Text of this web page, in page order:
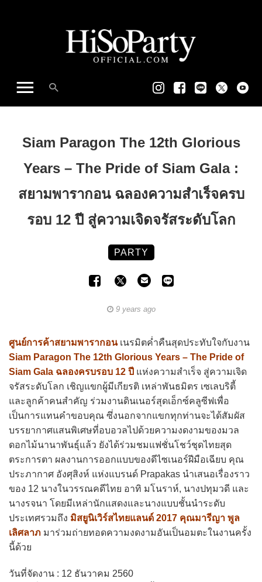
Siam Paragon The 12th Glorious
Years – The Pride of Siam Gala :
สยามพารากอน ฉลองความสำเร็จครบ
รอบ 12 ปี สู่ความเจิดจรัสระดับโลก
PARTY
9 years ago
ศูนย์การค้าสยามพารากอนเนรมิตค่ำคืนสุดประทับใจกับงาน
Siam Paragon The 12th Glorious Years – The Pride of
Siam Gala ฉลองครบรอบ 12 ปี แห่งความสำเร็จ สู่ความเจิด
จรัสระดับโลก เชิญแขกผู้มีเกียรติ เหล่าพันธมิตร เซเลบริตี้
และลูกค้าคนสำคัญ ร่วมงานดินเนอร์สุดเอ็กซ์คลูซีฟเพื่อ
เป็นการแทนคำขอบคุณ ซึ่งนอกจากแขกทุกท่านจะได้สัมผัส
บรรยากาศแสนพิเศษที่อบอวลไปด้วยความงดงามของมวล
ดอกไม้นานาพันธุ์แล้ว ยังได้ร่วมชมแฟชั่นโชว์ชุดไทยสุด
ตระการตา ผลงานการออกแบบของดีไซเนอร์ฝีมือเฉียบ คุณ
ประภากาศ อังศุสิงห์ แห่งแบรนด์ Prapakas นำเสนอเรื่องราว
ของ 12 นางในวรรณคดีไทย อาทิ มโนราห์, นางปทุมวดี และ
นางรจนา โดยมีเหล่านักแสดงและนางแบบชั้นนำระดับ
ประเทศรวมถึง มิสยูนิเวิร์สไทยแลนด์ 2017 คุณมารีญา พูล
เลิศลาภ มาร่วมถ่ายทอดความงดงามอันเป็นอมตะในงานครั้ง
นี้ด้วย
วันที่จัดงาน : 12 ธันวาคม 2560